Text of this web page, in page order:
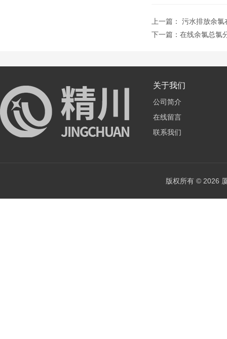
上一篇： 污水排放余氯
下一篇： 在线余氯总氯
关于我们
公司简介
在线留言
联系我们
版权所有 © 2026